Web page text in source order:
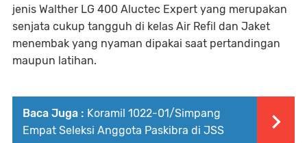
jenis Walther LG 400 Aluctec Expert yang merupakan
senjata cukup tangguh di kelas Air Refil dan Jaket
menembak yang nyaman dipakai saat pertandingan
maupun latihan.
Baca Juga : Koramil 1022-01/Simpang
Empat Seleksi Anggota Paskibra di JSS